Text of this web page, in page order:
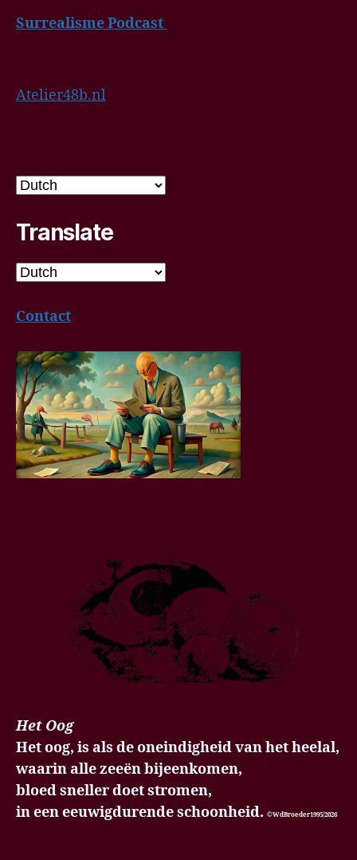
Surrealisme Podcast
Atelier48b.nl
Translate
Contact
Het Oog
Het oog, is als de oneindigheid van het heelal,
waarin alle zeeën bijeenkomen,
bloed sneller doet stromen,
in een eeuwigdurende schoonheid. ©WdBroeder1995/2026